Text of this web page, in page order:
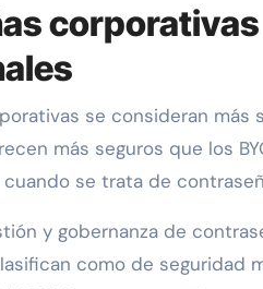
se consideran más
más seguros que los
se trata de
y gobernanza de
como de seguridad